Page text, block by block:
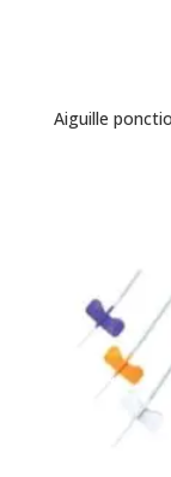
Aiguille